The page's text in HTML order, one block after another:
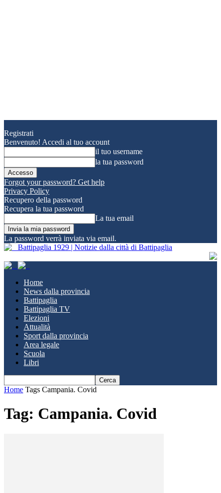
Registrati
Benvenuto! Accedi al tuo account
il tuo username
la tua password
Forgot your password? Get help
Privacy Policy
Recupero della password
Recupera la tua password
La tua email
La password verrà inviata via email.
Battipaglia 1929 | Notizie dalla città di Battipaglia
Home
News dalla provincia
Battipaglia
Battipaglia TV
Elezioni
Attualità
Sport dalla provincia
Area legale
Scuola
Libri
Home Tags Campania. Covid
Tag: Campania. Covid